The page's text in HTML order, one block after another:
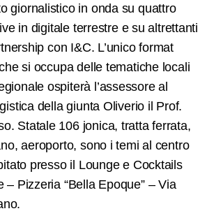
giornalistico in onda su quattro
in digitale terrestre e su altrettanti
con I&C. L’unico format
si occupa delle tematiche locali
ospiterà l’assessore al
della giunta Oliverio il Prof.
Statale 106 jonica, tratta ferrata,
aeroporto, sono i temi al centro
presso il Lounge e Cocktails
– Pizzeria “Bella Epoque” – Via